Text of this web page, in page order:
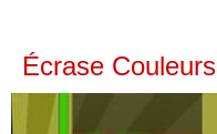
Écrase Couleurs